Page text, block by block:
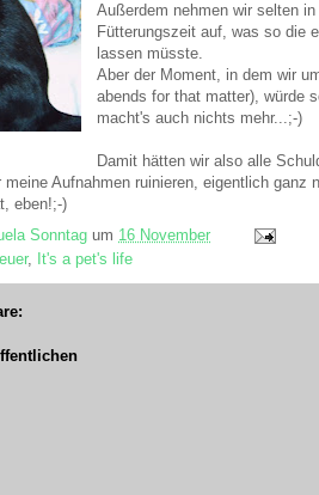
Außerdem nehmen wir selten
Fütterungszeit auf, was so die
lassen müsste.
Aber der Moment, in dem wir
abends for that matter), würde
macht's auch nichts mehr...;-)
Damit hätten wir also alle
meine Aufnahmen ruinieren, eigentlich ganz
eben!;-)
Sonntag um 16 November
, It's a pet's life